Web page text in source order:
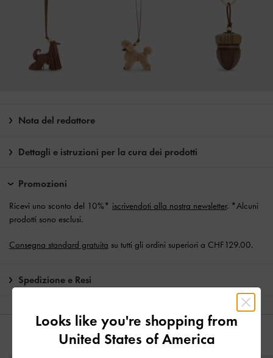
Nota del redattore
Dettagli e istruzioni per la cura dei prodotti
Promozioni
Ricevi uno sconto del 10%* iscrivendoti alla nostra newsletter. *Alcuni
prodotti sono esclusi.
Consegna standard gratuita su tutti gli ordini superiori a CHF129.00.
Spedizione e Resi
YOU MAY ALSO LIKE
Looks like you're shopping from
United States of America